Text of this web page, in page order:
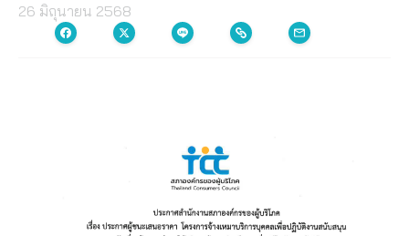
26 มิถุนายน 2568